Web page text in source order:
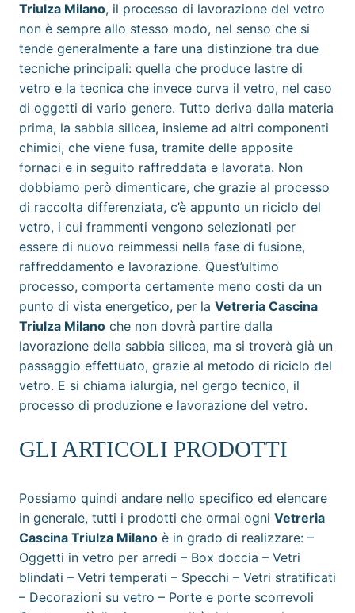
Triulza Milano, il processo di lavorazione del vetro
non è sempre allo stesso modo, nel senso che si
tende generalmente a fare una distinzione tra due
tecniche principali: quella che produce lastre di
vetro e la tecnica che invece curva il vetro, nel caso
di oggetti di vario genere. Tutto deriva dalla materia
prima, la sabbia silicea, insieme ad altri componenti
chimici, che viene fusa, tramite delle apposite
fornaci e in seguito raffreddata e lavorata. Non
dobbiamo però dimenticare, che grazie al processo
di raccolta differenziata, c’è appunto un riciclo del
vetro, i cui frammenti vengono selezionati per
essere di nuovo reimmessi nella fase di fusione,
raffreddamento e lavorazione. Quest’ultimo
processo, comporta certamente meno costi da un
punto di vista energetico, per la Vetreria Cascina
Triulza Milano che non dovrà partire dalla
lavorazione della sabbia silicea, ma si troverà già un
passaggio effettuato, grazie al metodo di riciclo del
vetro. E si chiama ialurgia, nel gergo tecnico, il
processo di produzione e lavorazione del vetro.
GLI ARTICOLI PRODOTTI
Possiamo quindi andare nello specifico ed elencare
in generale, tutti i prodotti che ormai ogni Vetreria
Cascina Triulza Milano è in grado di realizzare: –
Oggetti in vetro per arredi – Box doccia – Vetri
blindati – Vetri temperati – Specchi – Vetri stratificati
– Decorazioni su vetro – Porte e porte scorrevoli